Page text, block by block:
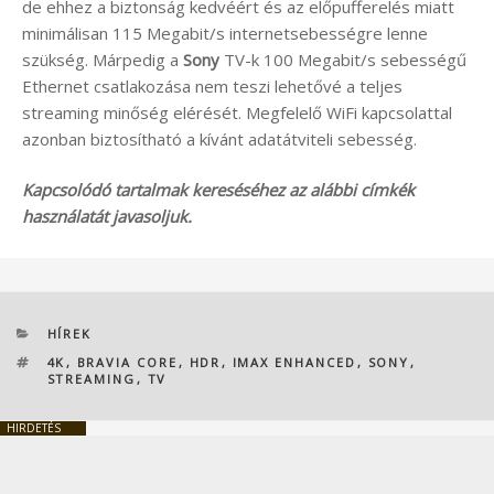
de ehhez a biztonság kedvéért és az előpufferelés miatt
minimálisan 115 Megabit/s internetsebességre lenne
szükség. Márpedig a Sony TV-k 100 Megabit/s sebességű
Ethernet csatlakozása nem teszi lehetővé a teljes
streaming minőség elérését. Megfelelő WiFi kapcsolattal
azonban biztosítható a kívánt adatátviteli sebesség.
Kapcsolódó tartalmak kereséséhez az alábbi címkék
használatát javasoljuk.
KATEGÓRIÁK
HÍREK
CÍMKÉK
4K , BRAVIA CORE , HDR , IMAX ENHANCED , SONY ,
STREAMING , TV
HIRDETÉS